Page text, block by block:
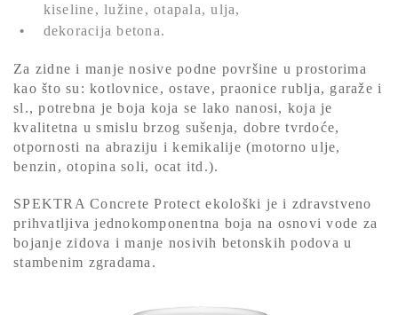
kiseline, lužine, otapala, ulja,
dekoracija betona.
Za zidne i manje nosive podne površine u prostorima
kao što su: kotlovnice, ostave, praonice rublja, garaže i
sl., potrebna je boja koja se lako nanosi, koja je
kvalitetna u smislu brzog sušenja, dobre tvrdoće,
otpornosti na abraziju i kemikalije (motorno ulje,
benzin, otopina soli, ocat itd.).
SPEKTRA Concrete Protect ekološki je i zdravstveno
prihvatljiva jednokomponentna boja na osnovi vode za
bojanje zidova i manje nosivih betonskih podova u
stambenim zgradama.